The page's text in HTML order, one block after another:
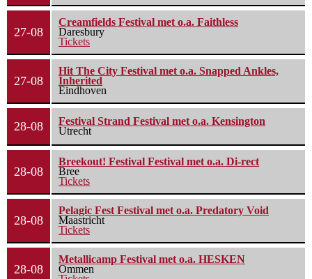
27-08
Creamfields Festival met o.a. Faithless
Daresbury
Tickets
27-08
Hit The City Festival met o.a. Snapped Ankles,
Inherited
Eindhoven
28-08
Festival Strand Festival met o.a. Kensington
Utrecht
28-08
Breekout! Festival Festival met o.a. Di-rect
Bree
Tickets
28-08
Pelagic Fest Festival met o.a. Predatory Void
Maastricht
Tickets
28-08
Metallicamp Festival met o.a. HESKEN
Ommen